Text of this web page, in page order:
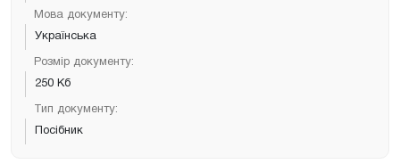
Мова документу:
Українська
Розмір документу:
250 Кб
Тип документу:
Посібник